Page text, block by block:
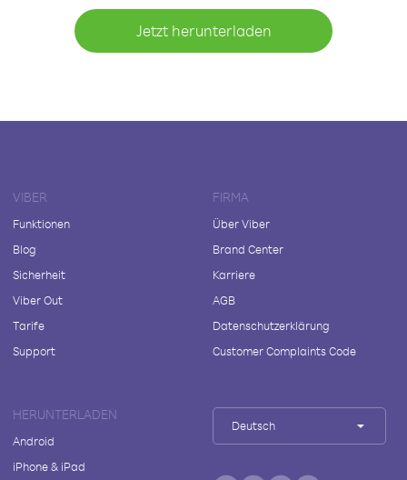
Jetzt herunterladen
VIBER
Funktionen
Blog
Sicherheit
Viber Out
Tarife
Support
FIRMA
Über Viber
Brand Center
Karriere
AGB
Datenschutzerklärung
Customer Complaints Code
HERUNTERLADEN
Android
iPhone & iPad
Deutsch